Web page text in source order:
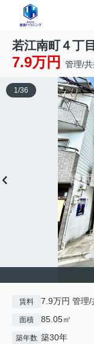
若江南町４丁
7.9万円 管理/
1/36
賃料 7.9万円 管理/
面積 85.05㎡
築年数 築30年